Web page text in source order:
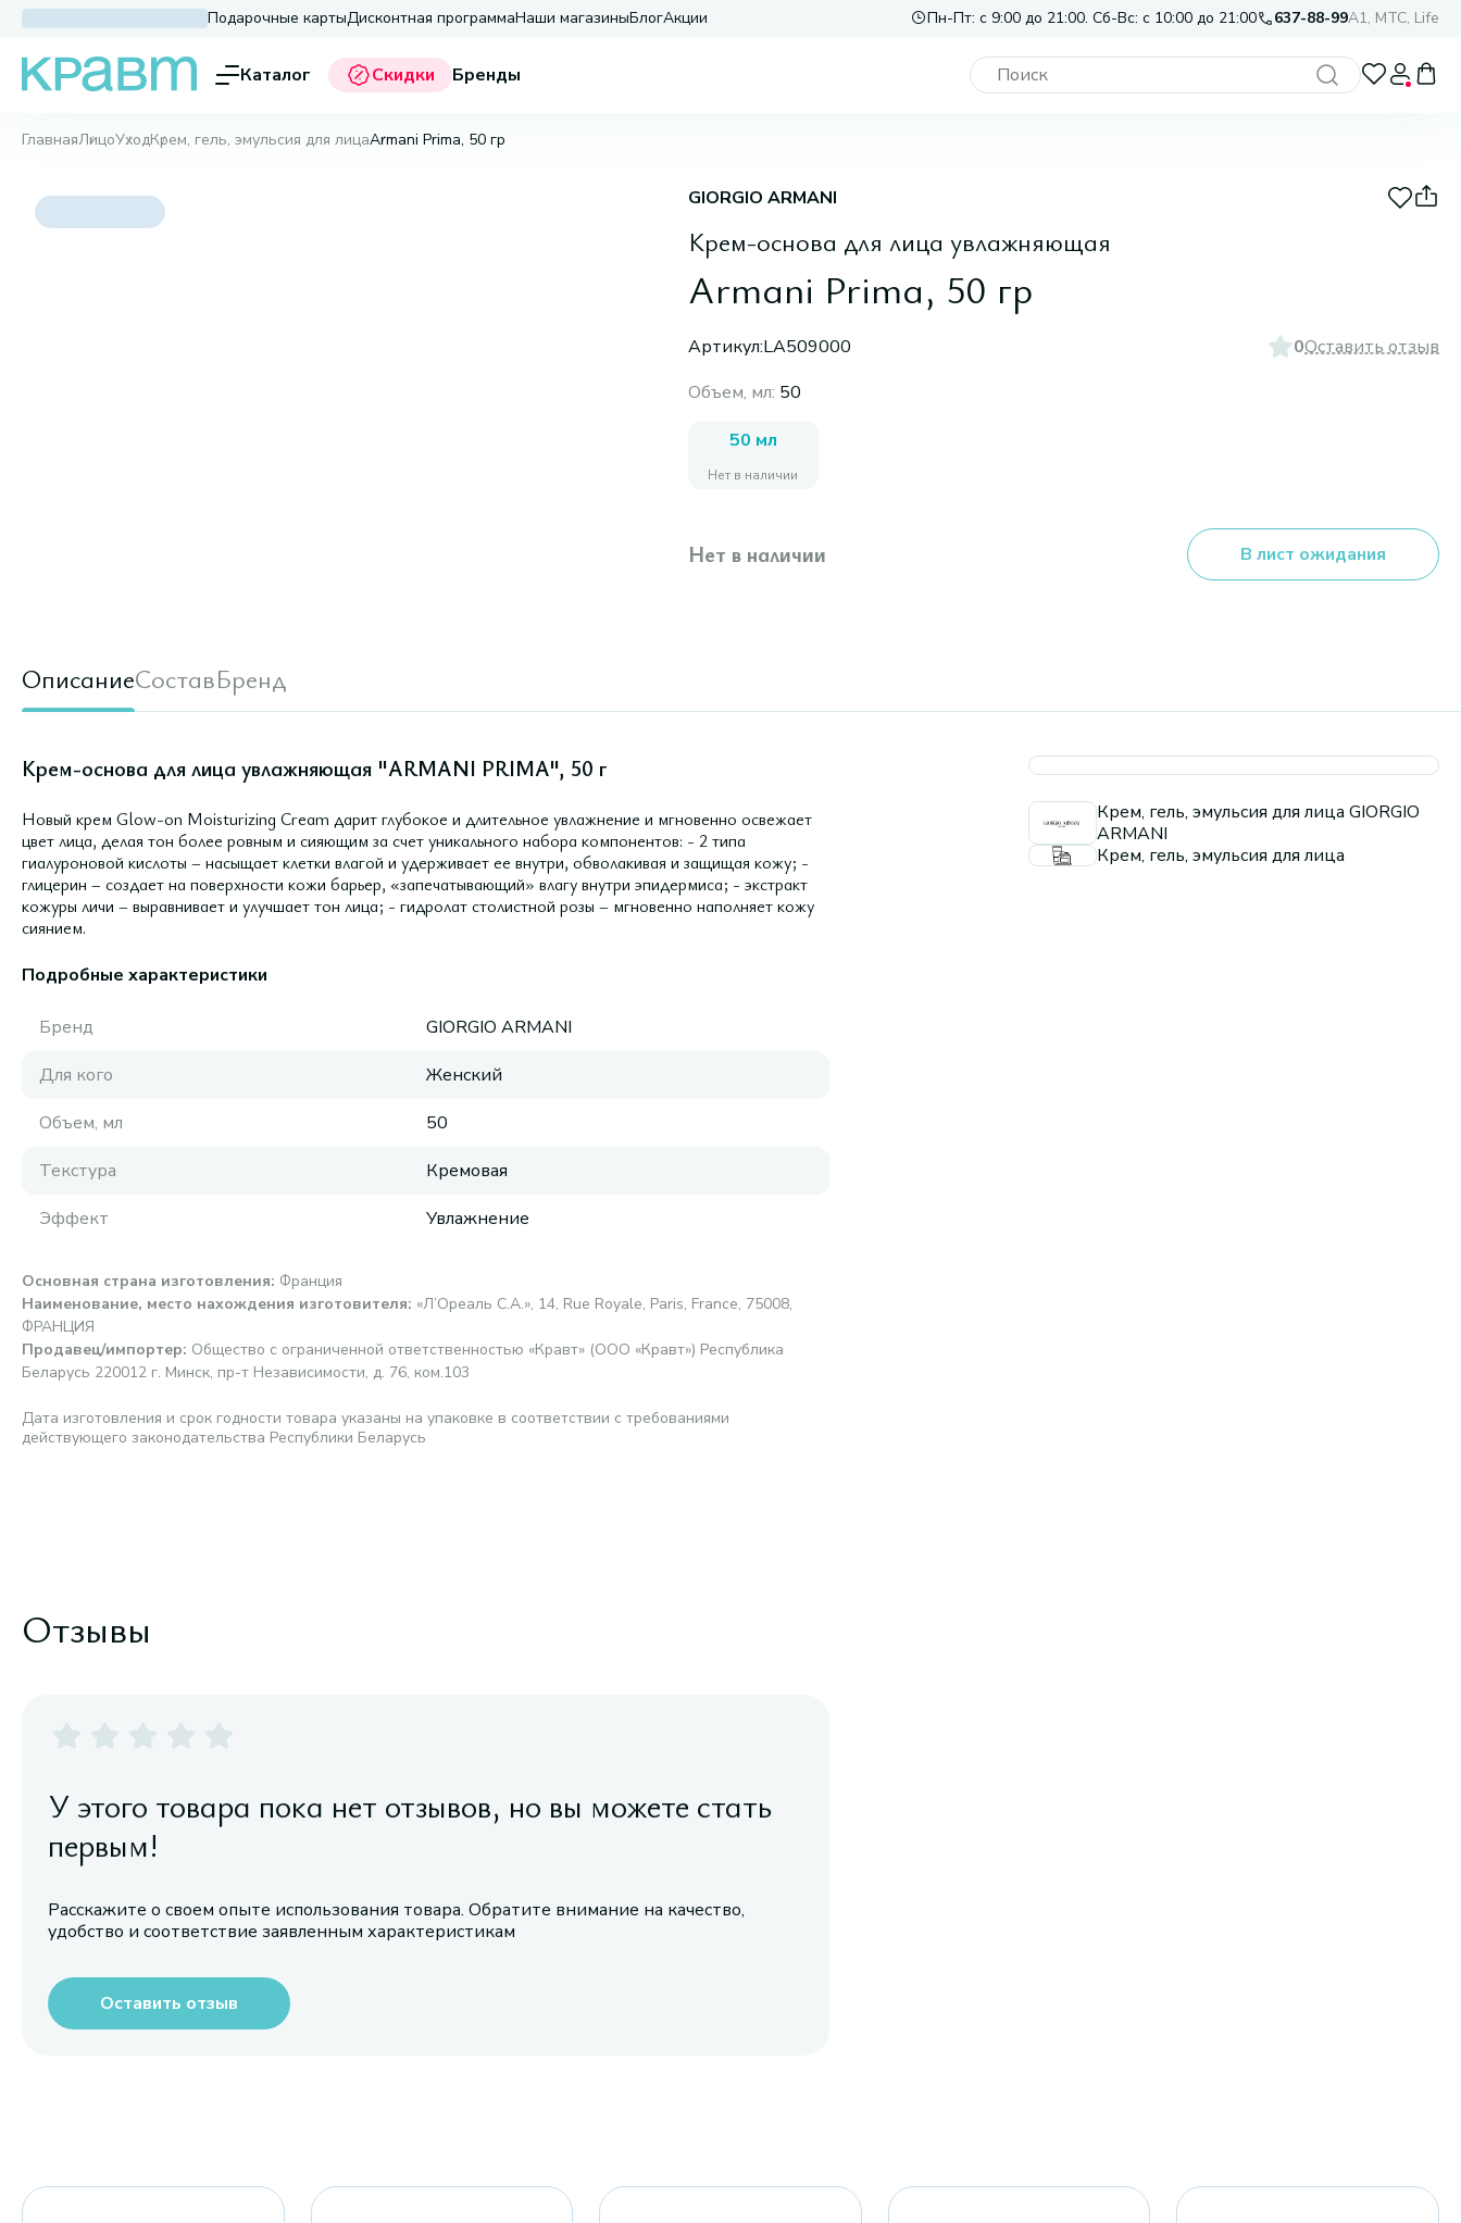
Подарочные картыДисконтная программаНаши магазиныБлогАкции Пн-Пт: с 9:00 до 21:00. Сб-Вс: с 10:00 до 21:00 637-88-99A1, МТС, Life
Каталог Скидки Бренды
ГлавнаяЛицоУходКрем, гель, эмульсия для лицаArmani Prima, 50 гр
GIORGIO ARMANI
Крем-основа для лица увлажняющая
Armani Prima, 50 гр
Артикул:LA509000 0Оставить отзыв
Объем, мл: 50
50 мл
Нет в наличии
Нет в наличии В лист ожидания
ОписаниеСоставБренд
Крем-основа для лица увлажняющая "ARMANI PRIMA", 50 г
Новый крем Glow-on Moisturizing Cream дарит глубокое и длительное увлажнение и мгновенно освежает
цвет лица, делая тон более ровным и сияющим за счет уникального набора компонентов: - 2 типа
гиалуроновой кислоты – насыщает клетки влагой и удерживает ее внутри, обволакивая и защищая кожу; -
глицерин – создает на поверхности кожи барьер, «запечатывающий» влагу внутри эпидермиса; - экстракт
кожуры личи – выравнивает и улучшает тон лица; - гидролат столистной розы – мгновенно наполняет кожу
сиянием.
Подробные характеристики
Бренд
GIORGIO ARMANI
Для кого
Женский
Объем, мл
50
Текстура
Кремовая
Эффект
Увлажнение
Основная страна изготовления: Франция
Наименование, место нахождения изготовителя: «Л’Ореаль С.А.», 14, Rue Royale, Paris, France, 75008,
ФРАНЦИЯ
Продавец/импортер: Общество с ограниченной ответственностью «Кравт» (ООО «Кравт») Республика
Беларусь 220012 г. Минск, пр-т Независимости, д. 76, ком.103
Дата изготовления и срок годности товара указаны на упаковке в соответствии с требованиями
действующего законодательства Республики Беларусь
Крем, гель, эмульсия для лица GIORGIO
ARMANI
Крем, гель, эмульсия для лица
Отзывы
У этого товара пока нет отзывов, но вы можете стать
первым!
Расскажите о своем опыте использования товара. Обратите внимание на качество,
удобство и соответствие заявленным характеристикам
Оставить отзыв